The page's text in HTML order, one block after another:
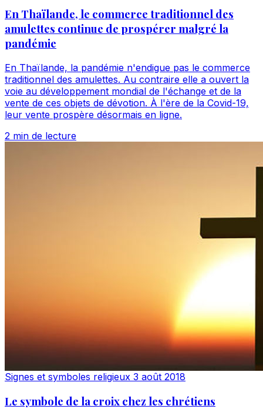
En Thaïlande, le commerce traditionnel des
amulettes continue de prospérer malgré la
pandémie
En Thaïlande, la pandémie n'endigue pas le commerce
traditionnel des amulettes. Au contraire elle a ouvert la
voie au développement mondial de l'échange et de la
vente de ces objets de dévotion. À l'ère de la Covid-19,
leur vente prospère désormais en ligne.
2 min de lecture
Signes et symboles religieux 3 août 2018
Le symbole de la croix chez les chrétiens